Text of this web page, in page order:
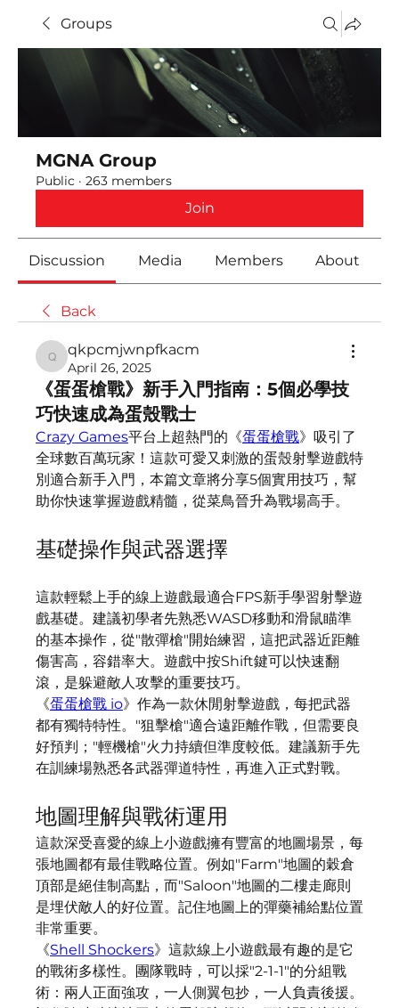
Groups
MGNA Group
Public · 263 members
Join
Discussion Media Members About
Back
qkpcmjwnpfkacm
qkpcmjwnpfkacm
April 26, 2025
《蛋蛋槍戰》新手入門指南：5個必學技
巧快速成為蛋殼戰士
Crazy Games平台上超熱門的《蛋蛋槍戰》吸引了
全球數百萬玩家！這款可愛又刺激的蛋殼射擊遊戲特
別適合新手入門，本篇文章將分享5個實用技巧，幫
助你快速掌握遊戲精髓，從菜鳥晉升為戰場高手。
基礎操作與武器選擇
這款輕鬆上手的線上遊戲最適合FPS新手學習射擊遊
戲基礎。建議初學者先熟悉WASD移動和滑鼠瞄準
的基本操作，從"散彈槍"開始練習，這把武器近距離
傷害高，容錯率大。遊戲中按Shift鍵可以快速翻
滾，是躲避敵人攻擊的重要技巧。
《蛋蛋槍戰 io》作為一款休閒射擊遊戲，每把武器
都有獨特特性。"狙擊槍"適合遠距離作戰，但需要良
好預判；"輕機槍"火力持續但準度較低。建議新手先
在訓練場熟悉各武器彈道特性，再進入正式對戰。
地圖理解與戰術運用
這款深受喜愛的線上小遊戲擁有豐富的地圖場景，每
張地圖都有最佳戰略位置。例如"Farm"地圖的穀倉
頂部是絕佳制高點，而"Saloon"地圖的二樓走廊則
是埋伏敵人的好位置。記住地圖上的彈藥補給點位置
非常重要。
《Shell Shockers》這款線上小遊戲最有趣的是它
的戰術多樣性。團隊戰時，可以採"2-1-1"的分組戰
術：兩人正面強攻，一人側翼包抄，一人負責後援。